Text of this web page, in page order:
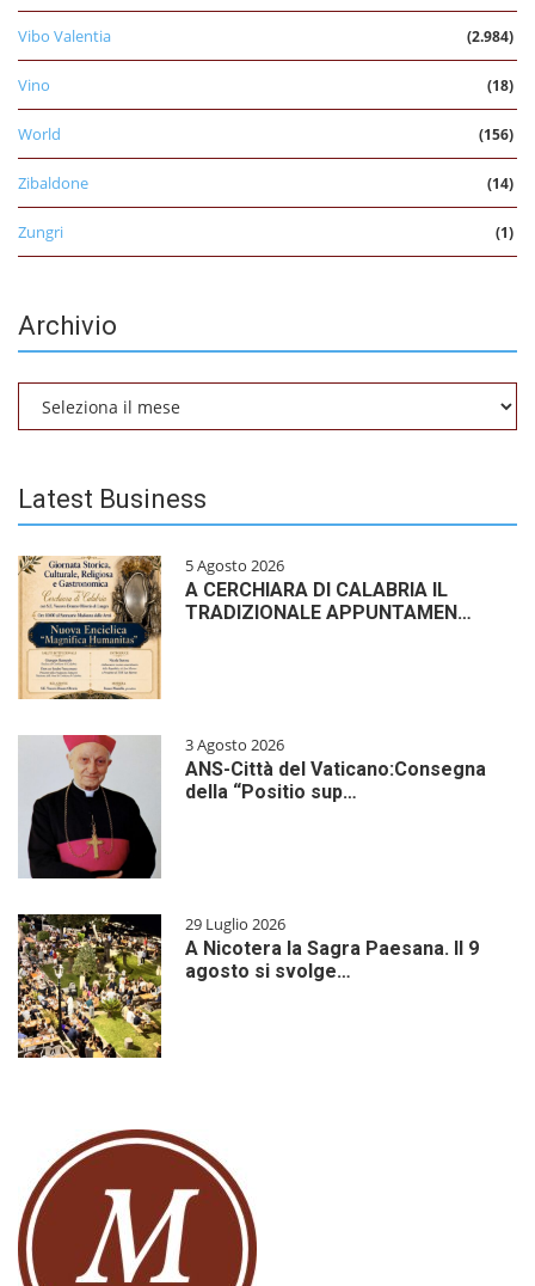
Vibo Valentia (2.984)
Vino (18)
World (156)
Zibaldone (14)
Zungri (1)
Archivio
Latest Business
5 Agosto 2026
A CERCHIARA DI CALABRIA IL
TRADIZIONALE APPUNTAMEN…
3 Agosto 2026
ANS-Città del Vaticano:Consegna
della “Positio sup…
29 Luglio 2026
A Nicotera la Sagra Paesana. Il 9
agosto si svolge…